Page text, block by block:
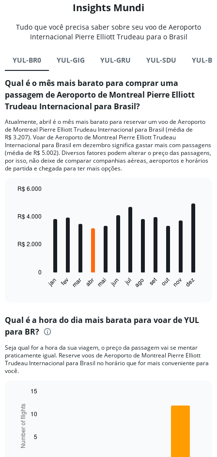
Insights Mundi
Tudo que você precisa saber sobre seu voo de Aeroporto
Internacional Pierre Elliott Trudeau para o Brasil
YUL-BR0 YUL-GIG YUL-GRU YUL-SDU YUL-
Qual é o mês mais barato para comprar uma
passagem de Aeroporto de Montreal Pierre Elliott
Trudeau Internacional para Brasil?
Atualmente, abril é o mês mais barato para reservar um voo de Aeroporto
de Montreal Pierre Elliott Trudeau Internacional para Brasil (média de
R$ 3.207). Voar de Aeroporto de Montreal Pierre Elliott Trudeau
Internacional para Brasil em dezembro significa gastar mais com passagens
(média de R$ 5.002). Diversos fatores podem alterar o preço das passagens,
por isso, não deixe de comparar companhias aéreas, aeroportos e horários
de partida e chegada para ter mais opções.
with
The
Range:
12
The
chart
has
displaying
values.
Range:
jan fev mar abr mai jun jul ago set out nov dez
0
R$ 2.000
R$ 4.000
R$ 6.000
Qual é a hora do dia mais barata para voar de YUL
para BR?
Seja qual for a hora da sua viagem, o preço da passagem vai se mentar
praticamente igual. Reserve voos de Aeroporto de Montreal Pierre Elliott
Trudeau Internacional para Brasil no horário que for mais conveniente para
você.
chart
with
bars.
The
graphic.
Number of flights 5
10
15